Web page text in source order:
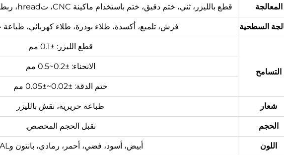
المعالجة قطع بالليزر، ثني، ختم دقيق، ختم باستخدام ماكينة CNC، تhread، ربط باستخدام المطاط، حفر، لحام، إلخ.
السطحية فرش، تلميع، أكسدة، طلاء بودرة، طلاء كهربائي، طباعة
التسامح
قطع الليزر: ±0.1 مم
الانحناء: ±0.2~0.5 مم
ختم الدقة: ±0.02~±0.05 مم
شعار طباعة حريرية، نقش بالليزر
الحجم نقبل الحجم المخصص.
اللون أبيض، أسود، فضي، أحمر، رمادي، بانتون وRAL، إلخ.